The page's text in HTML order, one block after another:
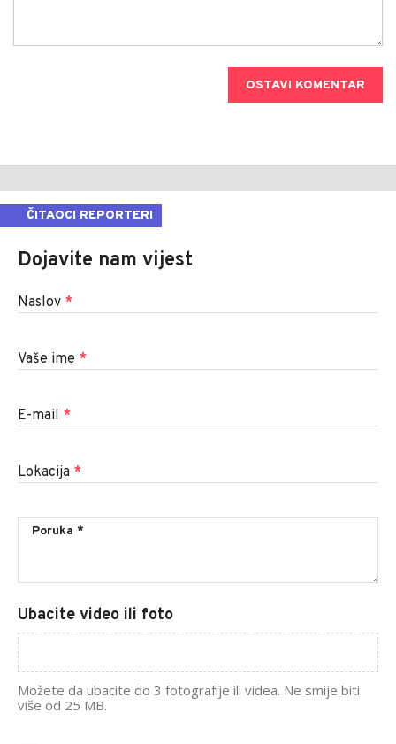
OSTAVI KOMENTAR
ČITAOCI REPORTERI
Dojavite nam vijest
Naslov *
Vaše ime *
E-mail *
Lokacija *
Ubacite video ili foto
Možete da ubacite do 3 fotografije ili videa. Ne smije biti
više od 25 MB.